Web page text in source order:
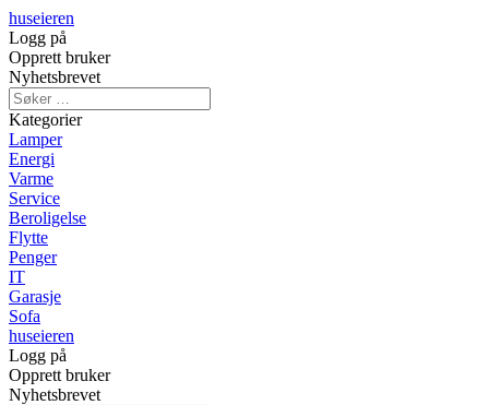
huseieren
Logg på
Opprett bruker
Nyhetsbrevet
Kategorier
Lamper
Energi
Varme
Service
Beroligelse
Flytte
Penger
IT
Garasje
Sofa
huseieren
Logg på
Opprett bruker
Nyhetsbrevet